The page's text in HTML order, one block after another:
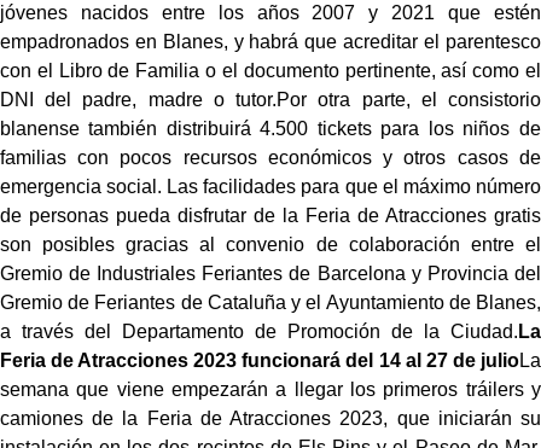
jóvenes nacidos entre los años 2007 y 2021 que estén
empadronados en Blanes, y habrá que acreditar el parentesco
con el Libro de Familia o el documento pertinente, así como el
DNI del padre, madre o tutor.Por otra parte, el consistorio
blanense también distribuirá 4.500 tickets para los niños de
familias con pocos recursos económicos y otros casos de
emergencia social. Las facilidades para que el máximo número
de personas pueda disfrutar de la Feria de Atracciones gratis
son posibles gracias al convenio de colaboración entre el
Gremio de Industriales Feriantes de Barcelona y Provincia del
Gremio de Feriantes de Cataluña y el Ayuntamiento de Blanes,
a través del Departamento de Promoción de la Ciudad. La
Feria de Atracciones 2023 funcionará del 14 al 27 de julioLa
semana que viene empezarán a llegar los primeros tráilers y
camiones de la Feria de Atracciones 2023, que iniciarán su